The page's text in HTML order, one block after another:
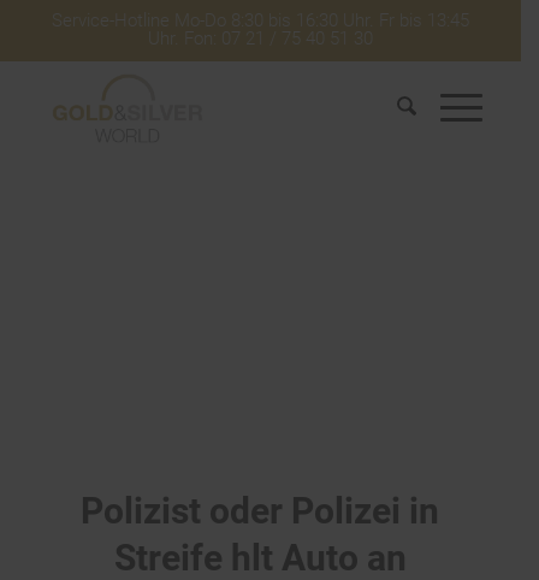
Service-Hotline Mo-Do 8:30 bis 16:30 Uhr. Fr bis 13:45
Uhr. Fon: 07 21 / 75 40 51 30
Polizist oder Polizei in
Streife hlt Auto an